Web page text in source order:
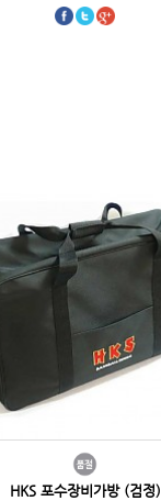
HKS 포수장비가방 (검정)